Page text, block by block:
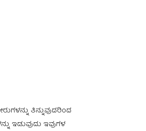
ತಿನ್ನುವುದರಿಂದ
ಇಡುವುದು ಇವುಗಳ